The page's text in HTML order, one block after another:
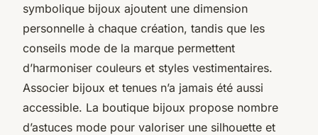
symbolique bijoux ajoutent une dimension
personnelle à chaque création, tandis que les
conseils mode de la marque permettent
d’harmoniser couleurs et styles vestimentaires.
Associer bijoux et tenues n’a jamais été aussi
accessible. La boutique bijoux propose nombre
d’astuces mode pour valoriser une silhouette et